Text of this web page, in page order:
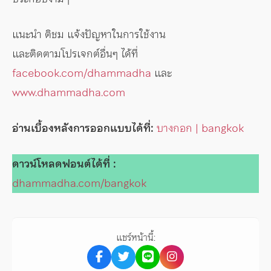
แนะนำ ติชม แจ้งปัญหาในการใช้งาน
และติดตามโปรเจกต์อื่นๆ ได้ที่
facebook.com/dhammadha และ
www.dhammadha.com
อ่านเบื้องหลังการออกแบบได้ที่: บางกอก | bangkok
ดาวน์โหลดฟอนต์ได้ที่ :
dhammadha.com/bangkok
แชร์หน้านี้: